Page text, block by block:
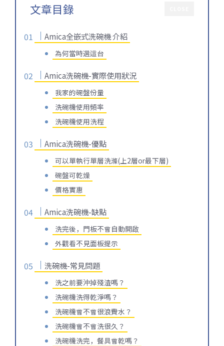
文章目錄
Amica全嵌式洗碗機 介紹
為何當時選這台
Amica洗碗機-實際使用狀況
我家的碗盤份量
洗碗機使用頻率
洗碗機使用洗程
Amica洗碗機-優點
可以單執行單層洗滌(上2層or最下層)
碗盤可乾燥
價格實惠
Amica洗碗機-缺點
洗完後，門板不會自動開啟
外觀看不見面板提示
洗碗機-常見問題
洗之前要沖掉殘渣嗎？
洗碗機洗得乾淨嗎？
洗碗機會不會很浪費水？
洗碗機會不會洗很久？
洗碗機洗完，餐具會乾嗎？